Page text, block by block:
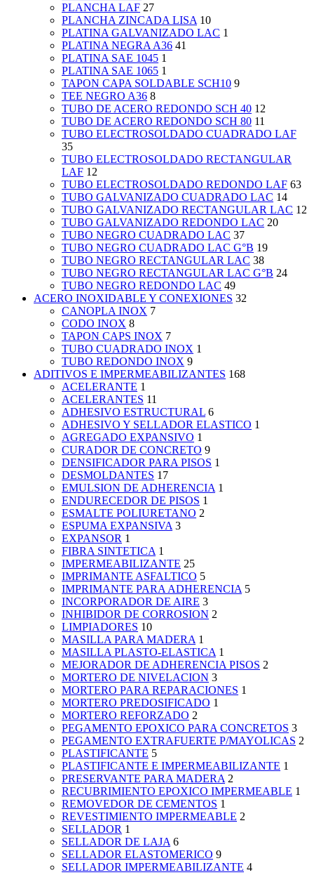
PLANCHA LAF 27
PLANCHA ZINCADA LISA 10
PLATINA GALVANIZADO LAC 1
PLATINA NEGRA A36 41
PLATINA SAE 1045 1
PLATINA SAE 1065 1
TAPON CAPA SOLDABLE SCH10 9
TEE NEGRO A36 8
TUBO DE ACERO REDONDO SCH 40 12
TUBO DE ACERO REDONDO SCH 80 11
TUBO ELECTROSOLDADO CUADRADO LAF
35
TUBO ELECTROSOLDADO RECTANGULAR
LAF 12
TUBO ELECTROSOLDADO REDONDO LAF 63
TUBO GALVANIZADO CUADRADO LAC 14
TUBO GALVANIZADO RECTANGULAR LAC 12
TUBO GALVANIZADO REDONDO LAC 20
TUBO NEGRO CUADRADO LAC 37
TUBO NEGRO CUADRADO LAC G°B 19
TUBO NEGRO RECTANGULAR LAC 38
TUBO NEGRO RECTANGULAR LAC G°B 24
TUBO NEGRO REDONDO LAC 49
ACERO INOXIDABLE Y CONEXIONES 32
CANOPLA INOX 7
CODO INOX 8
TAPON CAPS INOX 7
TUBO CUADRADO INOX 1
TUBO REDONDO INOX 9
ADITIVOS E IMPERMEABILIZANTES 168
ACELERANTE 1
ACELERANTES 11
ADHESIVO ESTRUCTURAL 6
ADHESIVO Y SELLADOR ELASTICO 1
AGREGADO EXPANSIVO 1
CURADOR DE CONCRETO 9
DENSIFICADOR PARA PISOS 1
DESMOLDANTES 17
EMULSION DE ADHERENCIA 1
ENDURECEDOR DE PISOS 1
ESMALTE POLIURETANO 2
ESPUMA EXPANSIVA 3
EXPANSOR 1
FIBRA SINTETICA 1
IMPERMEABILIZANTE 25
IMPRIMANTE ASFALTICO 5
IMPRIMANTE PARA ADHERENCIA 5
INCORPORADOR DE AIRE 3
INHIBIDOR DE CORROSION 2
LIMPIADORES 10
MASILLA PARA MADERA 1
MASILLA PLASTO-ELASTICA 1
MEJORADOR DE ADHERENCIA PISOS 2
MORTERO DE NIVELACION 3
MORTERO PARA REPARACIONES 1
MORTERO PREDOSIFICADO 1
MORTERO REFORZADO 2
PEGAMENTO EPOXICO PARA CONCRETOS 3
PEGAMENTO EXTRAFUERTE P/MAYOLICAS 2
PLASTIFICANTE 5
PLASTIFICANTE E IMPERMEABILIZANTE 1
PRESERVANTE PARA MADERA 2
RECUBRIMIENTO EPOXICO IMPERMEABLE 1
REMOVEDOR DE CEMENTOS 1
REVESTIMIENTO IMPERMEABLE 2
SELLADOR 1
SELLADOR DE LAJA 6
SELLADOR ELASTOMERICO 9
SELLADOR IMPERMEABILIZANTE 4